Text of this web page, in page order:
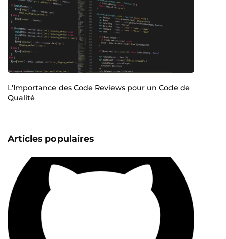
L’Importance des Code Reviews pour un Code de
Qualité
Articles populaires